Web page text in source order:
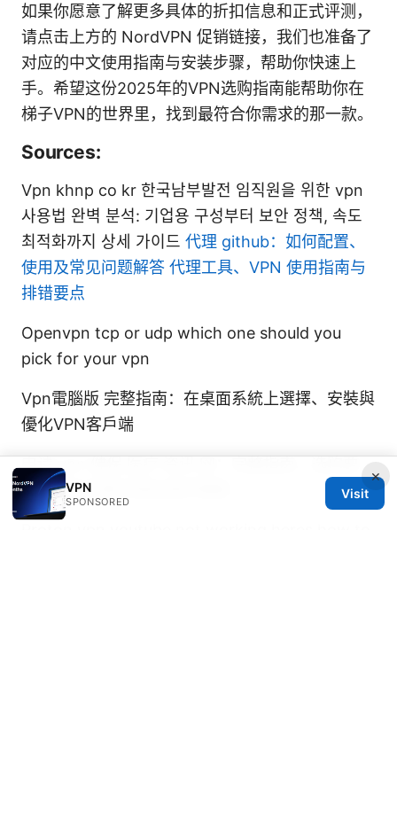
如果你愿意了解更多具体的折扣信息和正式评测，
请点击上方的 NordVPN 促销链接，我们也准备了
对应的中文使用指南与安装步骤，帮助你快速上
手。希望这份2025年的VPN选购指南能帮助你在
梯子VPN的世界里，找到最符合你需求的那一款。
Sources:
Vpn khnp co kr 한국남부발전 임직원을 위한 vpn
사용법 완벽 분석: 기업용 구성부터 보안 정책, 속도
최적화까지 상세 가이드 代理 github：如何配置、
使用及常见问题解答 代理工具、VPN 使用指南与
排错要点
Openvpn tcp or udp which one should you
pick for your vpn
Vpn電腦版 完整指南：在桌面系統上選擇、安裝與
優化VPN客戶端
申请 vpn 健保 医疗 资讯 网：完整指南、选购要
点、设定步骤与隐私保护策略
×
VPN
SPONSORED
Visit